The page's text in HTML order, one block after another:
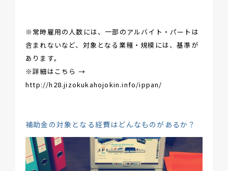
※常時雇用の人数には、一部のアルバイト・パートは
含まれないなど、対象となる業種・規模には、基準が
あります。
※詳細はこちら →
http://h28.jizokukahojokin.info/ippan/
補助金の対象となる経費はどんなものがあるか？